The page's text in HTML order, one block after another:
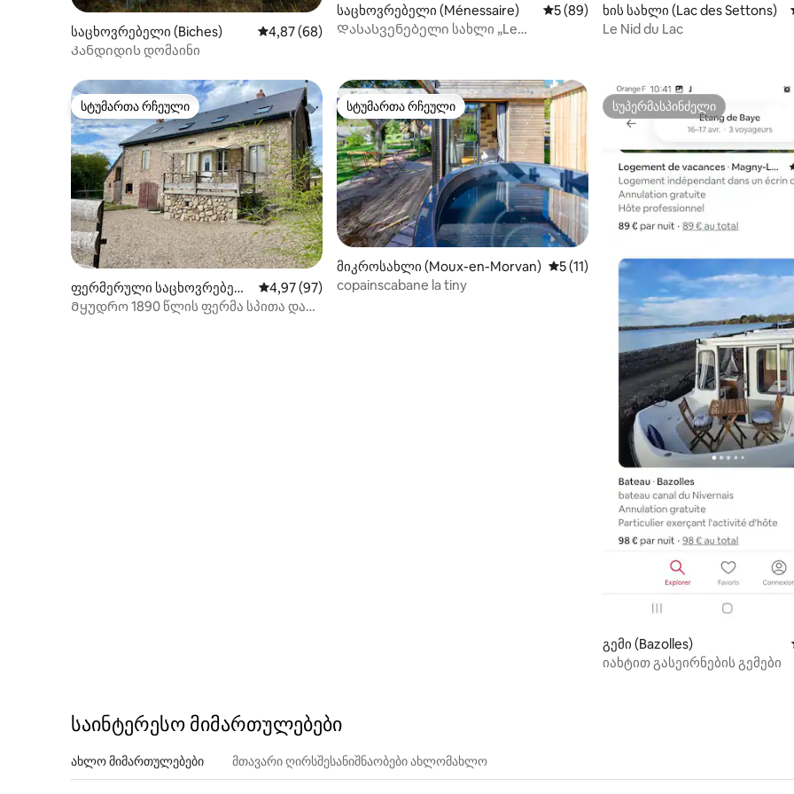
საცხოვრებელი (Biches) საშუალო შეფასებაა 5‑დან 4,87, 68 მიმოხილვა
4,87 (68)
Კანდიდის დომაინი
საცხოვრებელი (Ménessaire) საშუალო შეფასებაა 5‑დან 5, 89
5 (89)
Დასასვენებელი სახლი „Le
ხის სახლი (Lac des Settons)
Le Nid du Lac
სტუმართა რჩეული
სტუმართა რჩეული
ფერმერული საცხოვრებელ
ი (Lavault-de-Frétoy)
საშუალო შეფასებაა 5‑დან 4,97, 97 მიმოხილვა
4,97 (97)
Მყუდრო 1890 წლის ფერმა სპითა და
სტუმართა რჩეული
სტუმართა რჩეული
მიკროსახლი (Moux-en-Morvan) საშუალო შეფასებაა 5‑დან 5, 11
5 (11)
copainscabane la tiny
სუპერმასპინძელი
სუპერმასპინძელი
გემი (Bazolles)
იახტით გასეირნების გემები
საინტერესო მიმართულებები
ახლო მიმართულებები მთავარი ღირსშესანიშნაობები ახლომახლო